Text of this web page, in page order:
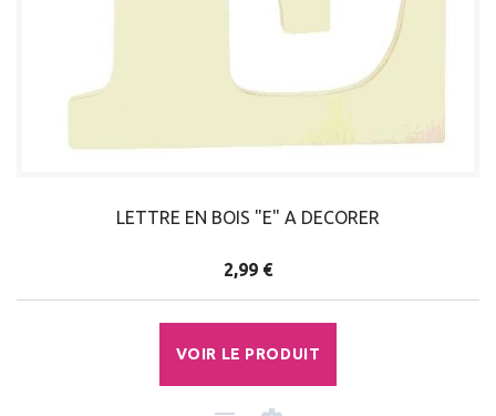
LETTRE EN BOIS "E" A DECORER
2,99 €
VOIR LE PRODUIT